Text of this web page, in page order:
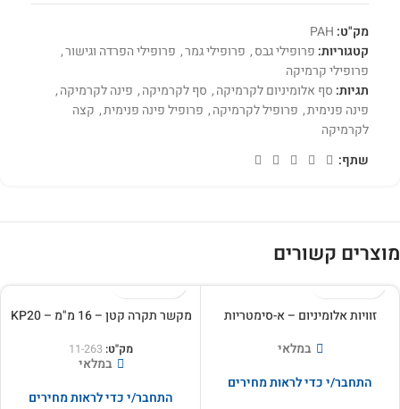
מק"ט: PAH
קטגוריות: פרופילי גבס, פרופילי גמר, פרופילי הפרדה וגישור,
פרופילי קרמיקה
תגיות: סף אלומיניום לקרמיקה, סף לקרמיקה, פינה לקרמיקה,
פינה פנימית, פרופיל לקרמיקה, פרופיל פינה פנימית, קצה
לקרמיקה
שתף:
מוצרים קשורים
זוויות אלומיניום – א-סימטריות
במלאי
התחבר/י כדי לראות מחירים
מקשר תקרה קטן – 16 מ"מ – KP20
מק"ט: 11-263
במלאי
התחבר/י כדי לראות מחירים